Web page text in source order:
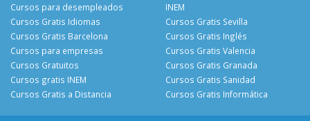
Cursos para desempleados
Cursos Gratis Idiomas
Cursos Gratis Barcelona
INEM
Cursos Gratis Sevilla
Cursos Gratis Inglés
Cursos para empresas
Cursos Gratuitos
Cursos gratis INEM
Cursos Gratis a Distancia
Cursos Gratis Valencia
Cursos Gratis Granada
Cursos Gratis Sanidad
Cursos Gratis Informática